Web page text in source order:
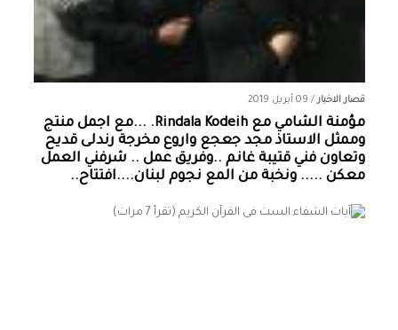
قصار الاخبار/ 09 أبريل 2019
مؤمنة الشامي‏ مع ‏‎Rindala Kodeih‎‏. ...مع اجمل منتج
وممثل الاستاذ مجد جعجع واروع مخرجة رندلى قديح
وتعاون فني قتيبة غانم ..وفريق عمل .. شرفني العمل
معكن ..... ونخبة من المع نجوم لبنان....افتتاح..